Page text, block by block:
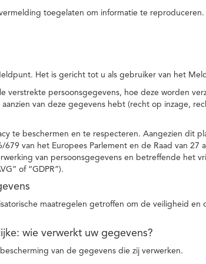
toegelaten om informatie te reproduceren.
Het is gericht tot u als gebruiker van het
verstrekte persoonsgegevens, hoe deze worden
van deze gegevens hebt (recht op inzage,
te beschermen en te respecteren. Aangezien dit
van het Europees Parlement en de Raad van 27
van persoonsgegevens en betreffende het
of “GDPR”).
maatregelen getroffen om de veiligheid en
wie verwerkt uw gegevens?
van de gegevens die zij verwerken.